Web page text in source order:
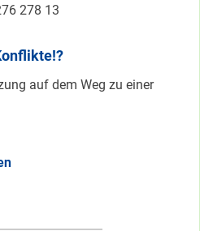
278 13
auf dem Weg zu einer